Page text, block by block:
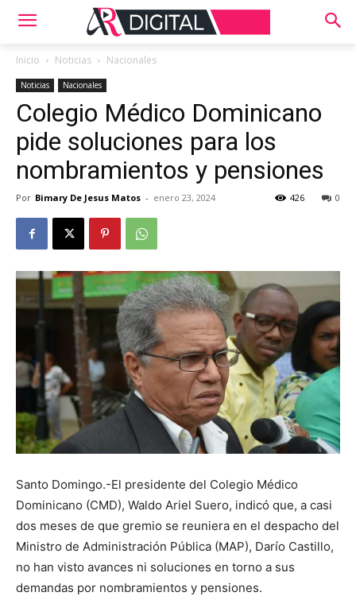
Inicio Noticias Nacionales
Noticias Nacionales
Colegio Médico Dominicano
pide soluciones para los
nombramientos y pensiones
Por Bimary De Jesus Matos - enero 23, 2024 0
426
Santo Domingo.-El presidente del Colegio Médico
Dominicano (CMD), Waldo Ariel Suero, indicó que, a casi
dos meses de que gremio se reuniera en el despacho del
Ministro de Administración Pública (MAP), Darío Castillo,
no han visto avances ni soluciones en torno a sus
demandas por nombramientos y pensiones.